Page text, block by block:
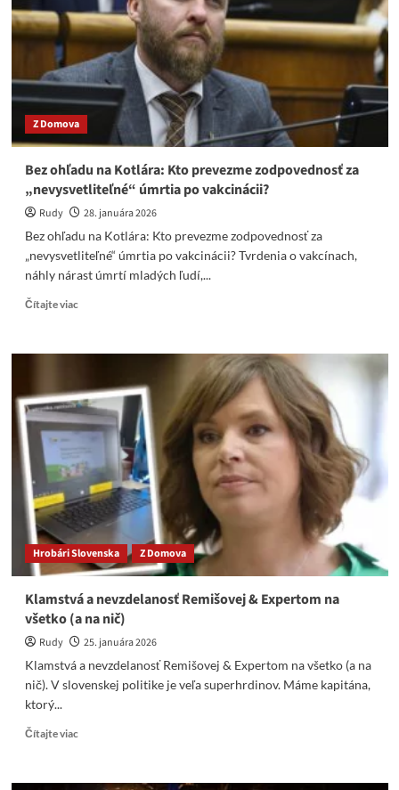
vyhorená
troska
Z Domova
Bez ohľadu na Kotlára: Kto prevezme zodpovednosť za
„nevysvetliteľné“ úmrtia po vakcinácii?
Rudy
28. januára 2026
Bez ohľadu na Kotlára: Kto prevezme zodpovednosť za
„nevysvetliteľné“ úmrtia po vakcinácii? Tvrdenia o vakcínach,
náhly nárast úmrtí mladých ľudí,...
Čítajte viacRead
Bez
na
Kotlára:
Kto
prevezme
zodpovednosť
za
„nevysvetliteľné“
úmrtia
po
Hrobári Slovenska Z Domova
Klamstvá a nevzdelanosť Remišovej & Expertom na
všetko (a na nič)
Rudy
25. januára 2026
Klamstvá a nevzdelanosť Remišovej & Expertom na všetko (a na
nič). V slovenskej politike je veľa superhrdinov. Máme kapitána,
ktorý...
Čítajte viacRead
Klamstvá